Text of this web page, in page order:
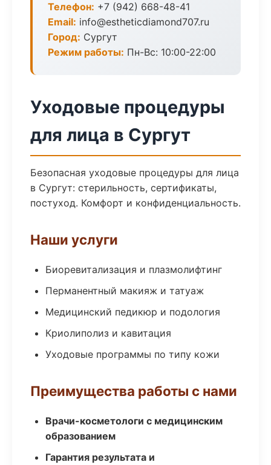
Телефон: +7 (942) 668-48-41
Email: info@estheticdiamond707.ru
Город: Сургут
Режим работы: Пн-Вс: 10:00-22:00
Уходовые процедуры
для лица в Сургут
Безопасная уходовые процедуры для лица
в Сургут: стерильность, сертификаты,
постуход. Комфорт и конфиденциальность.
Наши услуги
Биоревитализация и плазмолифтинг
Перманентный макияж и татуаж
Медицинский педикюр и подология
Криолиполиз и кавитация
Уходовые программы по типу кожи
Преимущества работы с нами
Врачи-косметологи с медицинским
образованием
Гарантия результата и